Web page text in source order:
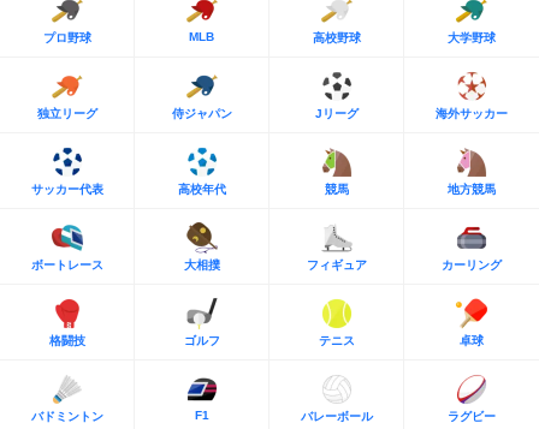
プロ野球 MLB 高校野球 大学野球
独立リーグ 侍ジャパン Jリーグ 海外サッカー
サッカー代表 高校年代 競馬 地方競馬
ボートレース 大相撲 フィギュア カーリング
格闘技 ゴルフ テニス 卓球
バドミントン F1 バレーボール ラグビー